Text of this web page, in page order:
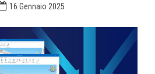
16 Gennaio 2025